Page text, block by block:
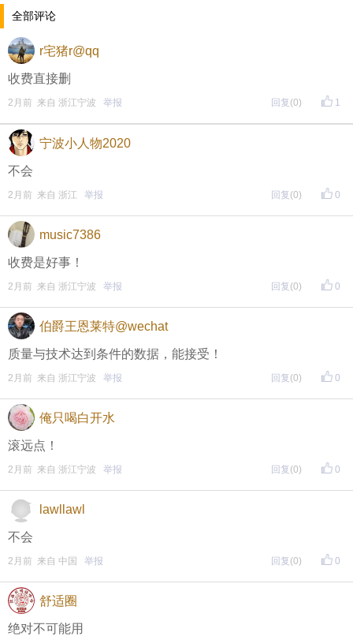
提示：回复之后就能看到红包，点击下方“开”即可领
全部评论
r宅猪r@qq
收费直接删
1
2月前 来自 浙江宁波 举报 回复 (0)
宁波小人物2020
不会
0
2月前 来自 浙江 举报 回复 (0)
music7386
收费是好事！
0
2月前 来自 浙江宁波 举报 回复 (0)
伯爵王恩莱特@wechat
质量与技术达到条件的数据，能接受！
0
2月前 来自 浙江宁波 举报 回复 (0)
俺只喝白开水
滚远点！
0
2月前 来自 浙江宁波 举报 回复 (0)
lawllawl
不会
0
2月前 来自 中国 举报 回复 (0)
舒适圈
绝对不可能用